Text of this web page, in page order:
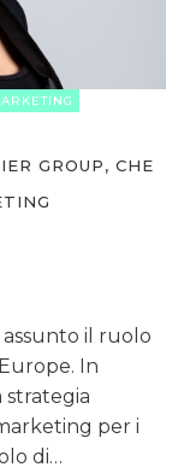
GROUP, CHE
assunto il ruolo
In
strategia
per i
di…